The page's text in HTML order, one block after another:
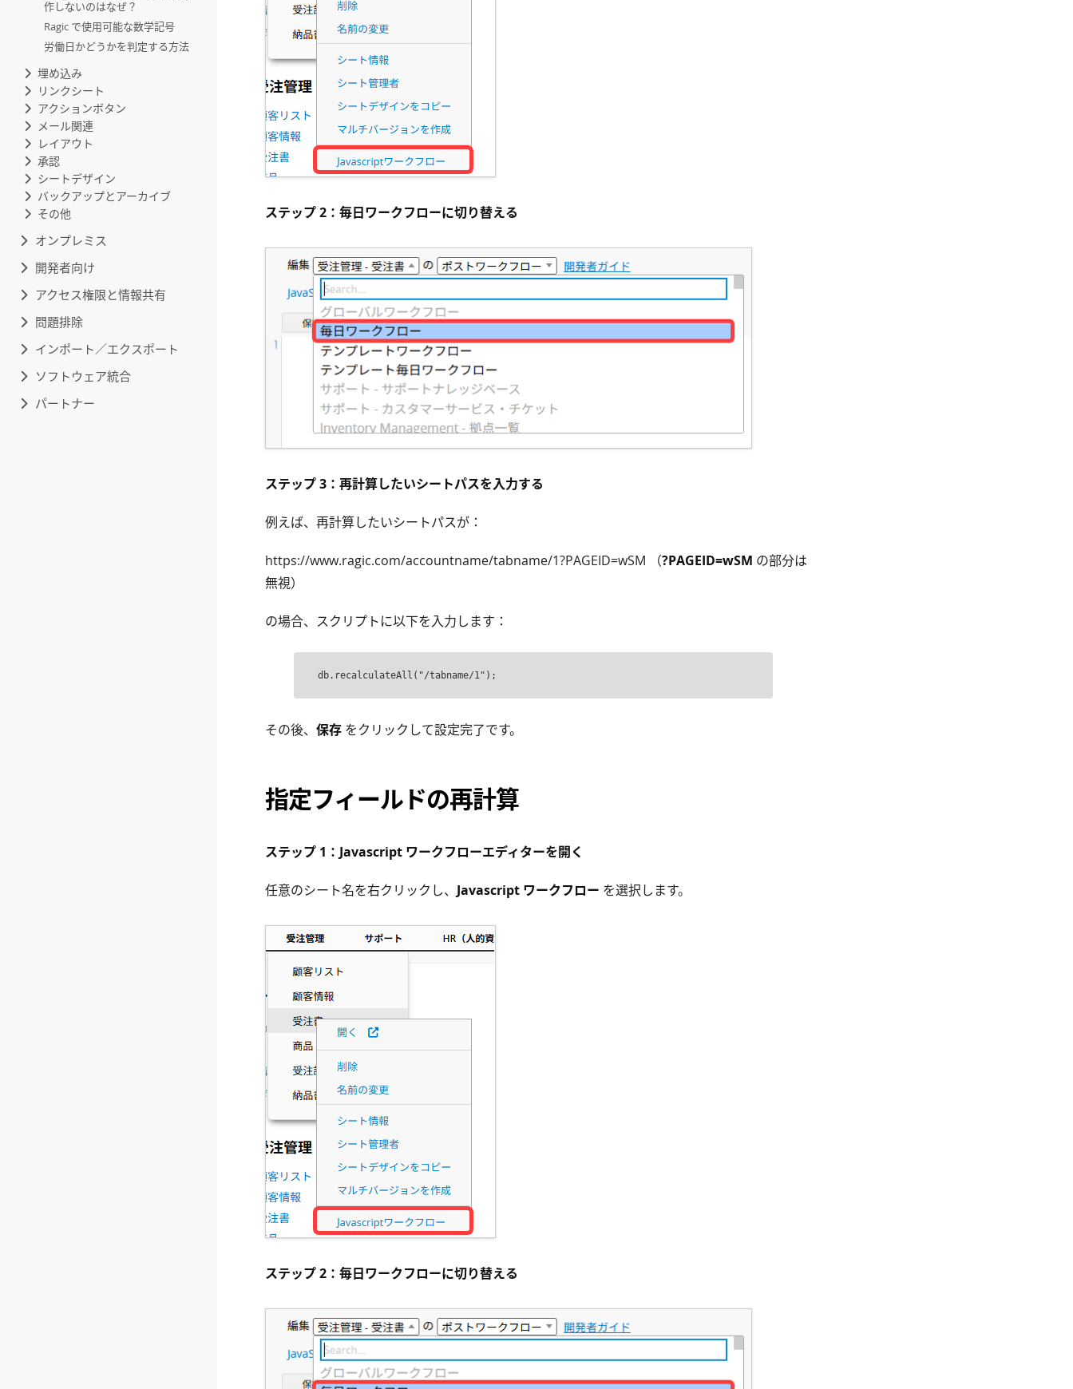
作しないのはなぜ？
Ragic で使用可能な数学記号
労働日かどうかを判定する方法
埋め込み
リンクシート
アクションボタン
メール関連
レイアウト
承認
シートデザイン
バックアップとアーカイブ
その他
オンプレミス
開発者向け
アクセス権限と情報共有
問題排除
インポート／エクスポート
ソフトウェア統合
パートナー
ステップ 2：毎日ワークフローに切り替える
ステップ 3：再計算したいシートパスを入力する
例えば、再計算したいシートパスが：
https://www.ragic.com/accountname/tabname/1?PAGEID=wSM （?PAGEID=wSM の部分は
無視）
の場合、スクリプトに以下を入力します：
db.recalculateAll("/tabname/1");
その後、 保存 をクリックして設定完了です。
指定フィールドの再計算
ステップ 1：Javascript ワークフローエディターを開く
任意のシート名を右クリックし、 Javascript ワークフロー を選択します。
ステップ 2：毎日ワークフローに切り替える